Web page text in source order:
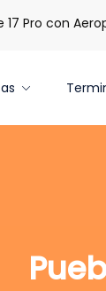
con Aeropaq